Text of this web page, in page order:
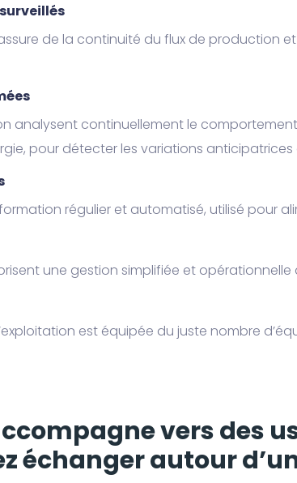
de la continuité du flux de production
analysent continuellement le
pour détecter les variations
régulier et automatisé, utilisé pour
une gestion simplifiée et opérationnelle
est équipée du juste nombre
vers des
échanger autour